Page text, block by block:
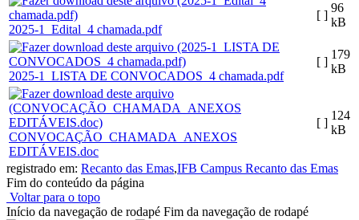
2025-1_Edital_4 chamada.pdf
[ ]
96
kB
2025-1_LISTA DE CONVOCADOS_4 chamada.pdf
[ ]
179
kB
CONVOCAÇÃO_CHAMADA_ANEXOS
EDITÁVEIS.doc
[ ]
124
kB
registrado em: Recanto das Emas,IFB Campus Recanto das Emas
Fim do conteúdo da página
Voltar para o topo
Início da navegação de rodapé Fim da navegação de rodapé